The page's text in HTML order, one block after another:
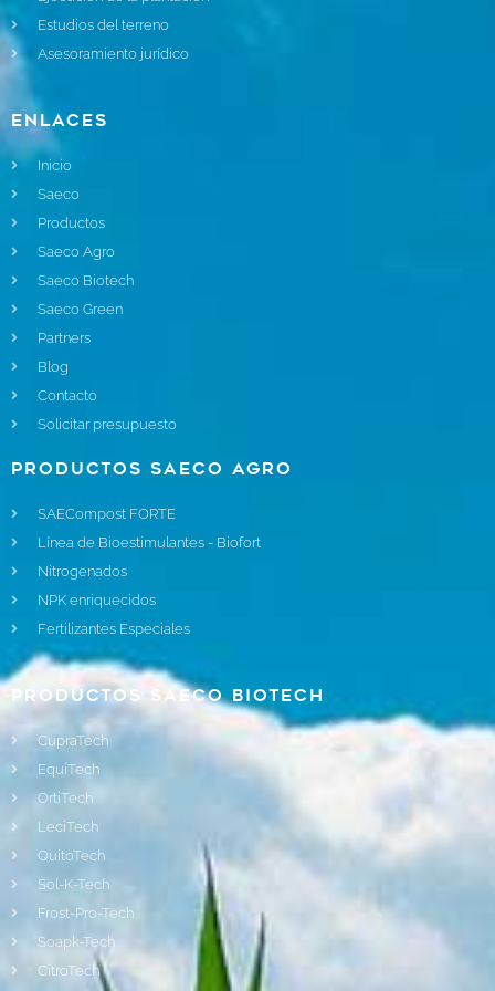
Estudios del terreno
Asesoramiento jurídico
Enlaces
Inicio
Saeco
Productos
Saeco Agro
Saeco Biotech
Saeco Green
Partners
Blog
Contacto
Solicitar presupuesto
Productos Saeco Agro
SAECompost FORTE
Línea de Bioestimulantes - Biofort
Nitrogenados
NPK enriquecidos
Fertilizantes Especiales
Productos Saeco Biotech
CupraTech
EquiTech
OrtiTech
LeciTech
QuitoTech
Sol-K-Tech
Frost-Pro-Tech
Soapk-Tech
CitroTech